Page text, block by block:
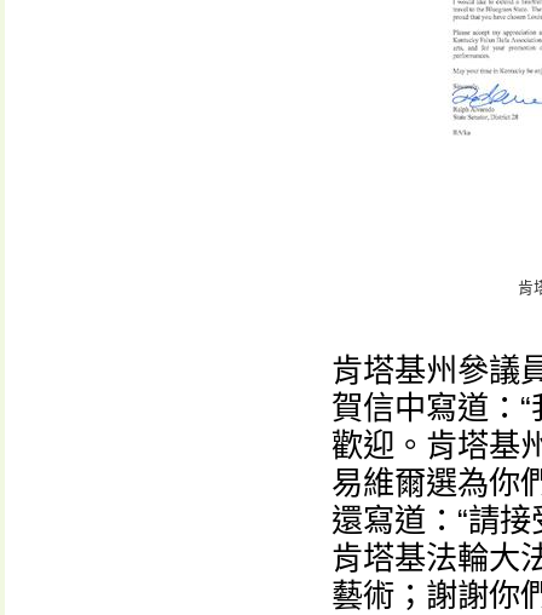
肯
肯塔基州參議
賀信中寫道：
歡迎。肯塔基
易維爾選為你
還寫道：“請
肯塔基法輪大
藝術；謝謝你